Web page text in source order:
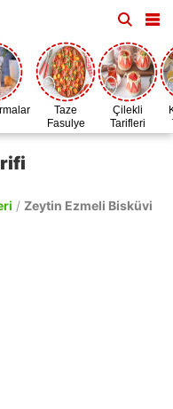
Taze
Fasulye
Zamanı
Çilekli
Tarifleri
/ Zeytin Ezmeli Bisküvi